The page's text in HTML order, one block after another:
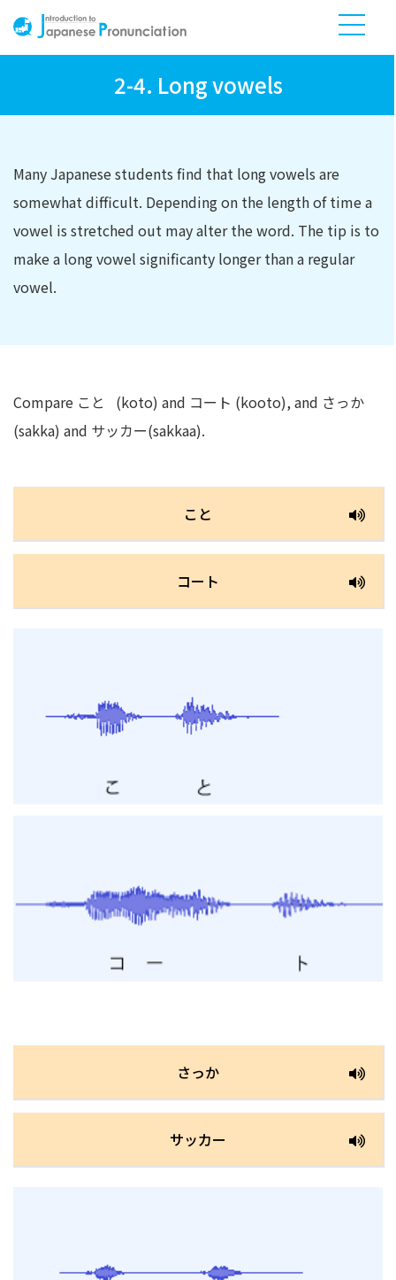
2-4. Long vowels
Many Japanese students find that long vowels are
somewhat difficult. Depending on the length of time a
vowel is stretched out may alter the word. The tip is to
make a long vowel significanty longer than a regular
vowel.
Compare こと (koto) and コート (kooto), and さっか
(sakka) and サッカー(sakkaa).
こと
コート
さっか
サッカー